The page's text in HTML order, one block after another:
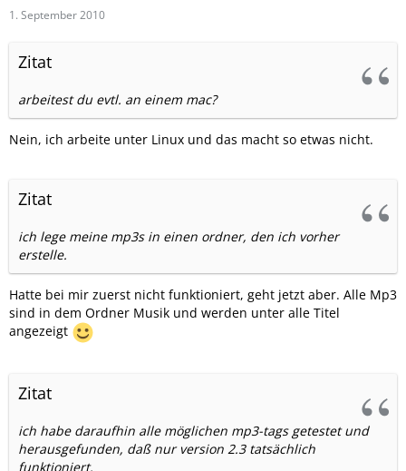
1. September 2010
Zitat
arbeitest du evtl. an einem mac?
Nein, ich arbeite unter Linux und das macht so etwas nicht.
Zitat
ich lege meine mp3s in einen ordner, den ich vorher
erstelle.
Hatte bei mir zuerst nicht funktioniert, geht jetzt aber. Alle Mp3
sind in dem Ordner Musik und werden unter alle Titel
angezeigt
Zitat
ich habe daraufhin alle möglichen mp3-tags getestet und
herausgefunden, daß nur version 2.3 tatsächlich
funktioniert.